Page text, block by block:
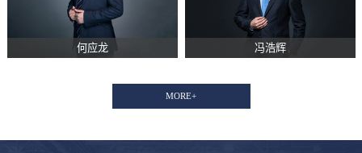
何应龙 冯浩辉
MORE+